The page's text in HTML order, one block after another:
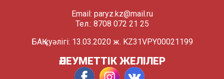
Email: paryz.kz@mail.ru
Тел.: 8708 072 21 25
БАҚ куәлігі: 13.03.2020 ж. KZ31VPY00021199
ӘЛЕУМЕТТІК ЖЕЛІЛЕР